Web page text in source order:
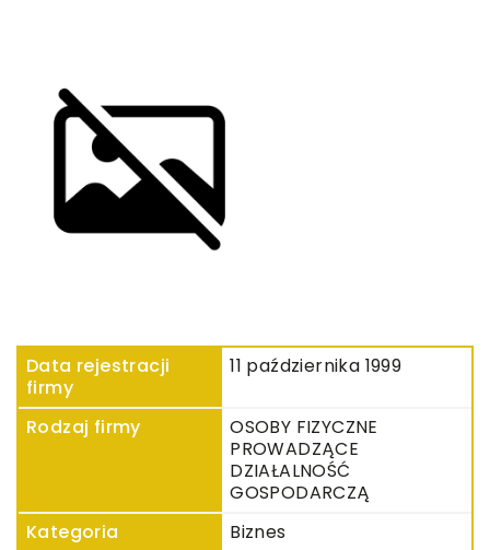
Data rejestracji
firmy
11 października 1999
Rodzaj firmy
OSOBY FIZYCZNE
PROWADZĄCE
DZIAŁALNOŚĆ
GOSPODARCZĄ
Kategoria
Biznes